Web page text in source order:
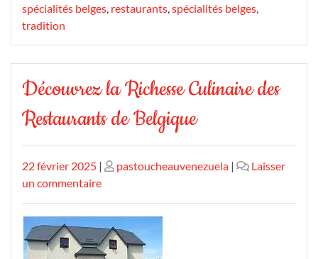
spécialités belges restaurants spécialités belges
tradition
Découvrez la Richesse Culinaire des
Restaurants de Belgique
Publié
le
22 février 2025 | Publié
pastoucheauvenezuela |
Laisser
un commentairesur
la
Richesse
Culinaire